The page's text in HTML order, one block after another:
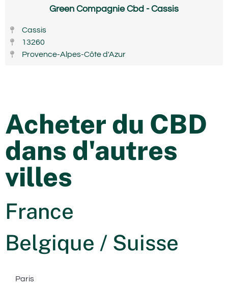
Green Compagnie Cbd - Cassis
Cassis
13260
Provence-Alpes-Côte d'Azur
Acheter du CBD
dans d'autres
villes
France
Belgique / Suisse
Paris